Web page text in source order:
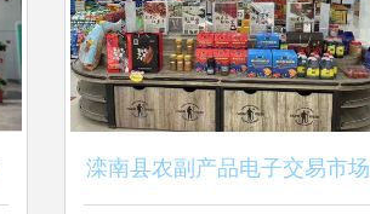
滦南县农副产品电子交易市场